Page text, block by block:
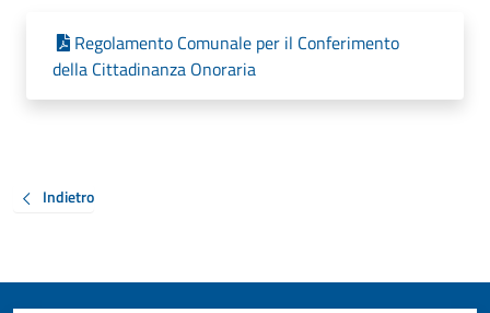
Regolamento Comunale per il Conferimento
della Cittadinanza Onoraria
Indietro